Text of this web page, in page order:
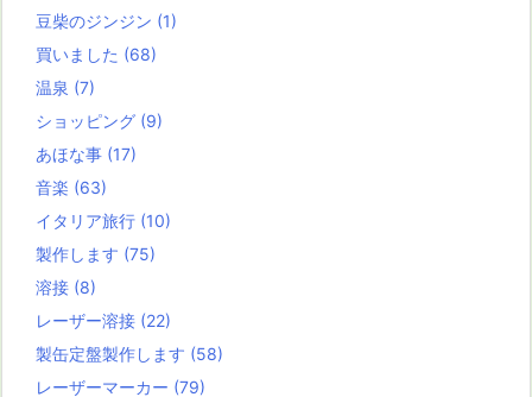
豆柴のジンジン (1)
買いました (68)
温泉 (7)
ショッピング (9)
あほな事 (17)
音楽 (63)
イタリア旅行 (10)
製作します (75)
溶接 (8)
レーザー溶接 (22)
製缶定盤製作します (58)
レーザーマーカー (79)